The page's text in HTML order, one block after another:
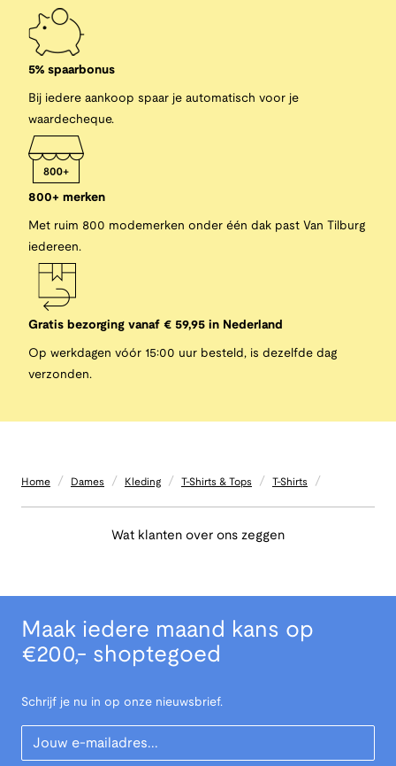
5% spaarbonus
Bij iedere aankoop spaar je automatisch voor je
waardecheque.
800+ merken
Met ruim 800 modemerken onder één dak past Van Tilburg
iedereen.
Gratis bezorging vanaf € 59,95 in Nederland
Op werkdagen vóór 15:00 uur besteld, is dezelfde dag
verzonden.
Home / Dames / Kleding / T-Shirts & Tops / T-Shirts /
Wat klanten over ons zeggen
Maak iedere maand kans op
€200,- shoptegoed
Schrijf je nu in op onze nieuwsbrief.
Your Email